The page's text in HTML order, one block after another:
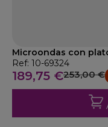
Microondas con
Ref: 10-69324
189,75 €253,00 €